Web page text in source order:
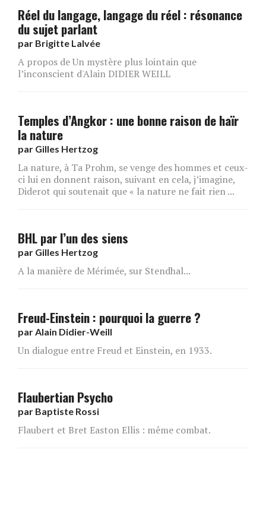
Réel du langage, langage du réel : résonance
du sujet parlant
par Brigitte Lalvée
A propos de Un mystère plus lointain que
l’inconscient d'Alain DIDIER WEILL
Temples d’Angkor : une bonne raison de haïr
la nature
par Gilles Hertzog
La nature, à Ta Prohm, se venge des hommes et ceux-
ci lui en donnent raison, suivant en cela, j’imagine,
Diderot qui soutenait que « la nature ne fait rien ...
BHL par l’un des siens
par Gilles Hertzog
A la manière de Mérimée, sur Stendhal...
Freud-Einstein : pourquoi la guerre ?
parAlain Didier-Weill
Un dialogue entre Freud et Einstein, en 1933.
Flaubertian Psycho
par Baptiste Rossi
Flaubert et Bret Easton Ellis : même combat.